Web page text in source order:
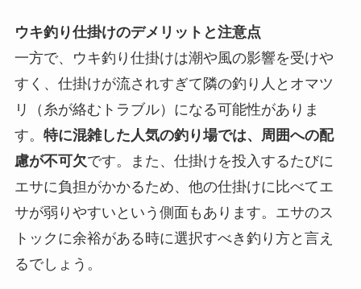
ウキ釣り仕掛けのデメリットと注意点
一方で、ウキ釣り仕掛けは潮や風の影響を受けや
すく、仕掛けが流されすぎて隣の釣り人とオマツ
リ（糸が絡むトラブル）になる可能性がありま
す。 特に混雑した人気の釣り場では、周囲への配
慮が不可欠です。また、仕掛けを投入するたびに
エサに負担がかかるため、他の仕掛けに比べてエ
サが弱りやすいという側面もあります。エサのス
トックに余裕がある時に選択すべき釣り方と言え
るでしょう。